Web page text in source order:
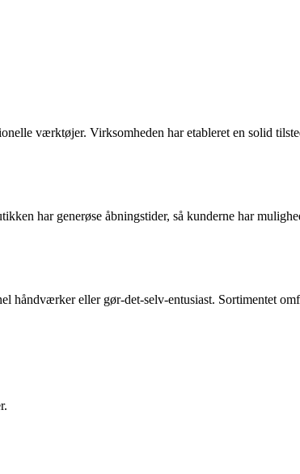
værktøjer. Virksomheden har etableret en solid
har generøse åbningstider, så kunderne har
eller gør-det-selv-entusiast. Sortimentet